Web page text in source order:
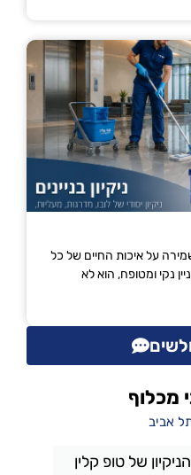
על איכות החיים של כל
נקי ומטופח, הוא לא
של טופ קלין
מכלוף
אביב